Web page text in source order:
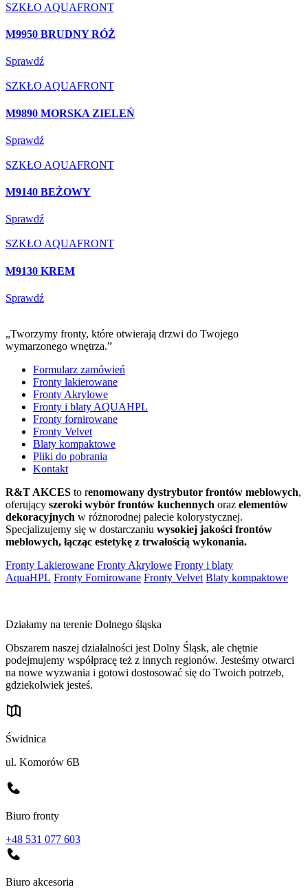
SZKŁO AQUAFRONT
M9950 BRUDNY RÓŻ
Sprawdź
SZKŁO AQUAFRONT
M9890 MORSKA ZIELEŃ
Sprawdź
SZKŁO AQUAFRONT
M9140 BEŻOWY
Sprawdź
SZKŁO AQUAFRONT
M9130 KREM
Sprawdź
„Tworzymy fronty, które otwierają drzwi do Twojego
wymarzonego wnętrza.”
Formularz zamówień
Fronty lakierowane
Fronty Akrylowe
Fronty i blaty AQUAHPL
Fronty fornirowane
Fronty Velvet
Blaty kompaktowe
Pliki do pobrania
Kontakt
R&T AKCES to renomowany dystrybutor frontów meblowych,
oferujący szeroki wybór frontów kuchennych oraz elementów
dekoracyjnych w różnorodnej palecie kolorystycznej.
Specjalizujemy się w dostarczaniu wysokiej jakości frontów
meblowych, łącząc estetykę z trwałością wykonania.
Fronty Lakierowane Fronty Akrylowe Fronty i blaty
AquaHPL Fronty Fornirowane Fronty Velvet Blaty kompaktowe
Działamy na terenie Dolnego śląska
Obszarem naszej działalności jest Dolny Śląsk, ale chętnie
podejmujemy współpracę też z innych regionów. Jesteśmy otwarci
na nowe wyzwania i gotowi dostosować się do Twoich potrzeb,
gdziekolwiek jesteś.
Świdnica
ul. Komorów 6B
Biuro fronty
+48 531 077 603
Biuro akcesoria